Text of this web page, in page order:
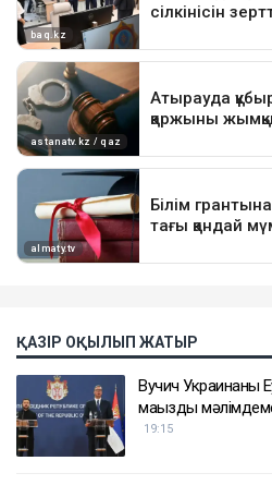
ҚАЗІР ОҚЫЛЫП ЖАТЫР
Вучич Украинаның
маңызды
19:15